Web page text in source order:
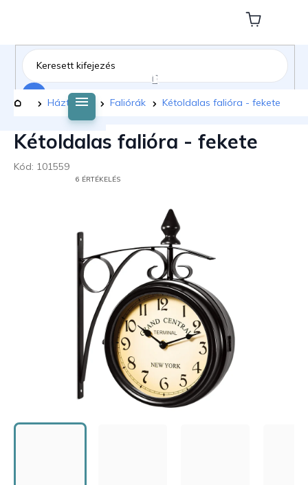
tartalomhoz
Kosár
Kezdőlap
Háztartás Faliórák Kétoldalas falióra - fekete
Kétoldalas falióra - fekete
Kód: 101559
6 ÉRTÉKELÉS